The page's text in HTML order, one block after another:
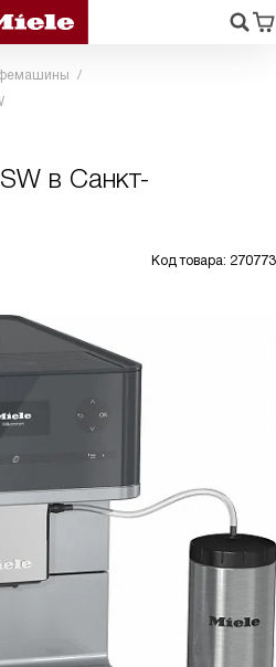
в Санкт-
Код товара: 270773